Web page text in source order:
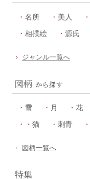
名所 美人
相撲絵
源氏
ジャンル一覧へ
図柄 から探す
雪 月 花
猫
刺青
図柄一覧へ
特集